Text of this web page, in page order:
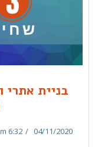
04/11/2020
6:32 pm